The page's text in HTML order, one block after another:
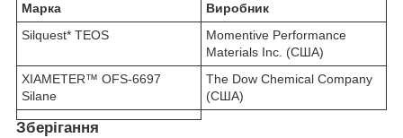
Марка
Виробник
Silquest* TEOS
Momentive Performance
Materials Inc. (США)
XIAMETER™ OFS-6697
Silane
The Dow Chemical Company
(США)
Зберігання